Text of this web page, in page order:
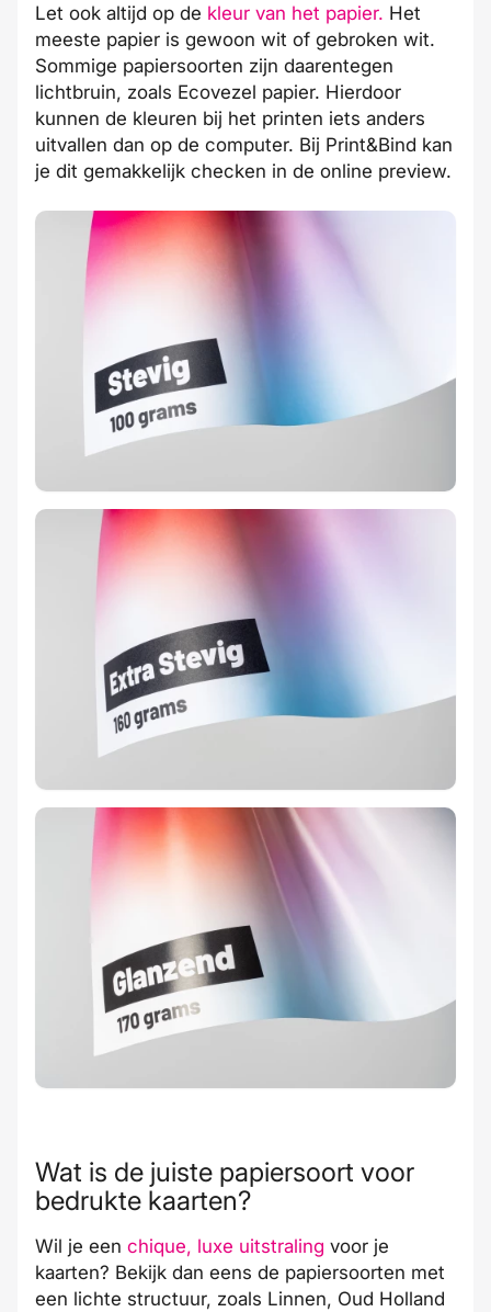
Let ook altijd op de kleur van het papier. Het
meeste papier is gewoon wit of gebroken wit.
Sommige papiersoorten zijn daarentegen
lichtbruin, zoals Ecovezel papier. Hierdoor
kunnen de kleuren bij het printen iets anders
uitvallen dan op de computer. Bij Print&Bind kan
je dit gemakkelijk checken in de online preview.
Wat is de juiste papiersoort voor
bedrukte kaarten?
Wil je een chique, luxe uitstraling voor je
kaarten? Bekijk dan eens de papiersoorten met
een lichte structuur, zoals Linnen, Oud Holland